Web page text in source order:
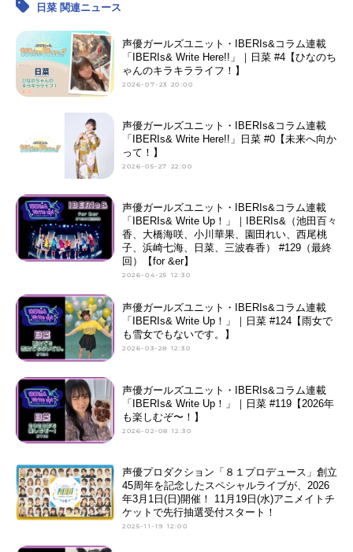
日菜 関連ニュース
声優ガールズユニット・IBERIs&コラム連載
「IBERIs& Write Here!!」｜日菜 #4【ひなのち
ゃんのキラキラライフ！】
2026-07-23 20:00
声優ガールズユニット・IBERIs&コラム連載
「IBERIs& Write Here!!」日菜 #0【未来へ向か
って！】
2026-05-27 22:00
声優ガールズユニット・IBERIs&コラム連載
「IBERIs& Write Up！」｜IBERIs&（池田百々
香、大橋海咲、小川華果、園田れい、西尾桃
子、浜崎七海、日菜、三波春香） #129（最終
回）【for &er】
2026-04-25 12:30
声優ガールズユニット・IBERIs&コラム連載
「IBERIs& Write Up！」｜日菜 #124【雨女で
も雪女でもないです。】
2026-03-28 12:30
声優ガールズユニット・IBERIs&コラム連載
「IBERIs& Write Up！」｜日菜 #119【2026年
も楽しむぞ〜！】
2026-02-08 12:30
声優プロダクション「８１プロデュース」創立
45周年を記念したスペシャルライブが、2026
年3月1日(日)開催！ 11月19日(水)アニメイトチ
ケットで先行抽選受付スタート！
2025-11-19 12:00